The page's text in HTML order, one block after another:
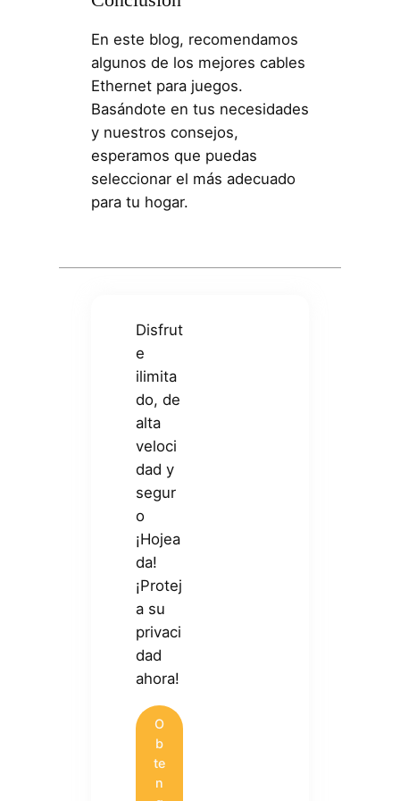
En este blog, recomendamos
algunos de los mejores cables
Ethernet para juegos.
Basándote en tus necesidades
y nuestros consejos,
esperamos que puedas
seleccionar el más adecuado
para tu hogar.
Disfrut
e
ilimita
do, de
alta
veloci
dad y
segur
o
¡Hojea
da!
¡Protej
a su
privaci
dad
ahora!
O
b
te
n